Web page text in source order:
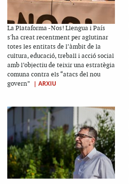
La Plataforma -Nos! Llengua i País
s'ha creat recentment per aglutinar
totes les entitats de l’àmbit de la
cultura, educació, treball i acció social
amb l’objectiu de teixir una estratègia
comuna contra els “atacs del nou
govern” | ARXIU